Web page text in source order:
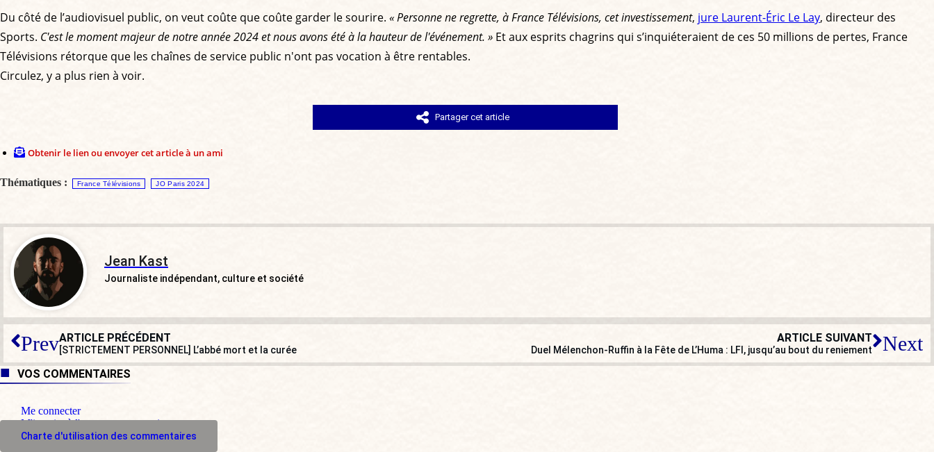
Du côté de l’audiovisuel public, on veut coûte que coûte garder le sourire. « Personne ne regrette, à France Télévisions, cet investissement, jure Laurent-Éric Le Lay, directeur des
Sports. C'est le moment majeur de notre année 2024 et nous avons été à la hauteur de l'événement. » Et aux esprits chagrins qui s’inquiéteraient de ces 50 millions de pertes, France
Télévisions rétorque que les chaînes de service public n'ont pas vocation à être rentables.
Circulez, y a plus rien à voir.
Partager cet article
Obtenir le lien ou envoyer cet article à un ami
Thématiques : France Télévisions JO Paris 2024
Jean Kast
Journaliste indépendant, culture et société
PrevARTICLE PRÉCÉDENT
[STRICTEMENT PERSONNEL] L’abbé mort et la curée
ARTICLE SUIVANT
Duel Mélenchon-Ruffin à la Fête de L’Huma : LFI, jusqu’au bout du reniement Next
VOS COMMENTAIRES
Me connecter
M'inscrire à l'espace commentaire
Charte d'utilisation des commentaires